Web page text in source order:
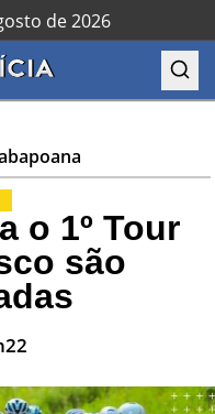
de 2026
o 1º Tour
são